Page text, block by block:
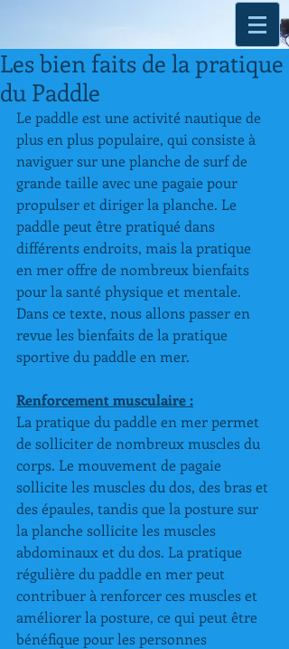
Les bien faits de la pratique
du Paddle
Le paddle est une activité nautique de
plus en plus populaire, qui consiste à
naviguer sur une planche de surf de
grande taille avec une pagaie pour
propulser et diriger la planche. Le
paddle peut être pratiqué dans
différents endroits, mais la pratique
en mer offre de nombreux bienfaits
pour la santé physique et mentale.
Dans ce texte, nous allons passer en
revue les bienfaits de la pratique
sportive du paddle en mer.
Renforcement musculaire :
La pratique du paddle en mer permet
de solliciter de nombreux muscles du
corps. Le mouvement de pagaie
sollicite les muscles du dos, des bras et
des épaules, tandis que la posture sur
la planche sollicite les muscles
abdominaux et du dos. La pratique
régulière du paddle en mer peut
contribuer à renforcer ces muscles et
améliorer la posture, ce qui peut être
bénéfique pour les personnes